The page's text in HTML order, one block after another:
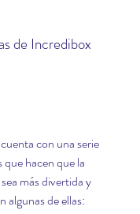
hacen que la
más divertida y
algunas de ellas: